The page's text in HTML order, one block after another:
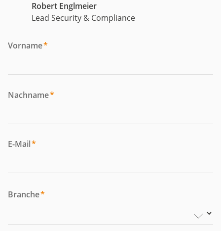
Robert Englmeier
Lead Security & Compliance
Vorname*
Nachname*
E-Mail*
Branche*